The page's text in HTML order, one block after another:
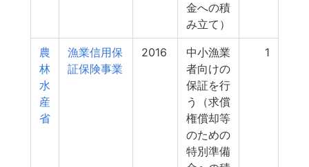
金への積
み立て）
農
林
水
産
省
漁業信用保
証保険事業
2016
中小漁業
者向けの
保証を行
う（求償
権償却等
のための
特別準備
1